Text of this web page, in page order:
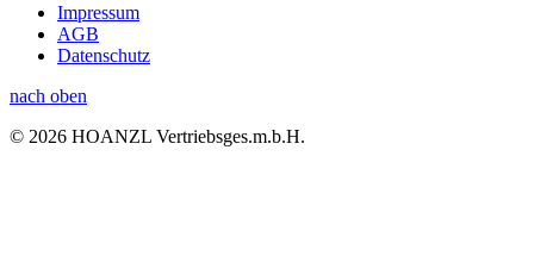
Impressum
AGB
Datenschutz
nach oben
© 2026 HOANZL Vertriebsges.m.b.H.